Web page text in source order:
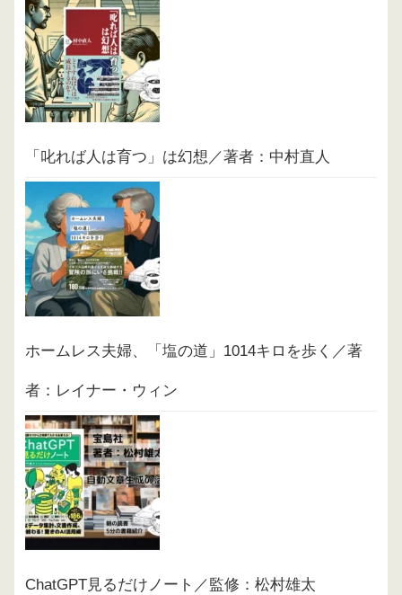
「叱れば人は育つ」は幻想／著者：中村直人
ホームレス夫婦、「塩の道」1014キロを歩く／著
者：レイナー・ウィン
ChatGPT見るだけノート／監修：松村雄太